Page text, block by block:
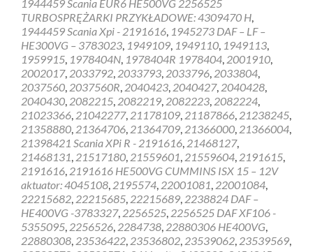
HOLSET
1944459 Scania EUR6 HE500VG 2256525
TURBOSPRĘŻARKI PRZYKŁADOWE: 4309470 H,
1944459 Scania Xpi - 2191616, 1945273 DAF – LF –
HE300VG – 3783023, 1949109, 1949110, 1949113,
1959915, 1978404N, 1978404R 1978404, 2001910,
2002017, 2033792, 2033793, 2033796, 2033804,
2037560, 2037560R, 2040423, 2040427, 2040428,
2040430, 2082215, 2082219, 2082223, 2082224,
21023366, 21042277, 21178109, 21187866, 21238245,
21358880, 21364706, 21364709, 21366000, 21366004,
21398421 Scania XPi R - 2191616, 21468127,
21468131, 21517180, 21559601, 21559604, 2191615,
2191616, 2191616 HE500VG CUMMINS ISX 15 – 12V
aktuator: 4045108, 2195574, 22001081, 22001084,
22215682, 22215685, 22215689, 2238824 DAF –
HE400VG -3783327, 2256525, 2256525 DAF XF106 -
5355095, 2256526, 2284738, 22880306 HE400VG,
22880308, 23536422, 23536802, 23539062, 23539569,